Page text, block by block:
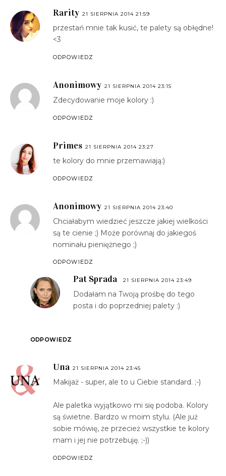
Rarity 21 SIERPNIA 2014 21:59
przestań mnie tak kusić, te palety są obłędne!
<3
ODPOWIEDZ
Anonimowy 21 SIERPNIA 2014 23:15
Zdecydowanie moje kolory :)
ODPOWIEDZ
Primes 21 SIERPNIA 2014 23:27
te kolory do mnie przemawiają:)
ODPOWIEDZ
Anonimowy 21 SIERPNIA 2014 23:40
Chciałabym wiedzieć jeszcze jakiej wielkości
są te cienie ;) Może porównaj do jakiegoś
nominału pieniężnego ;)
ODPOWIEDZ
Pat Sprada 21 SIERPNIA 2014 23:49
Dodałam na Twoją prośbę do tego
posta i do poprzedniej palety :)
ODPOWIEDZ
Una 21 SIERPNIA 2014 23:45
Makijaż - super, ale to u Ciebie standard. ;-)
Ale paletka wyjątkowo mi się podoba. Kolory
są świetne. Bardzo w moim stylu. (Ale już
sobie mówię, że przecież wszystkie te kolory
mam i jej nie potrzebuję. ;-))
ODPOWIEDZ